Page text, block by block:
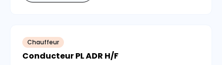
Chauffeur
Conducteur PL ADR H/F